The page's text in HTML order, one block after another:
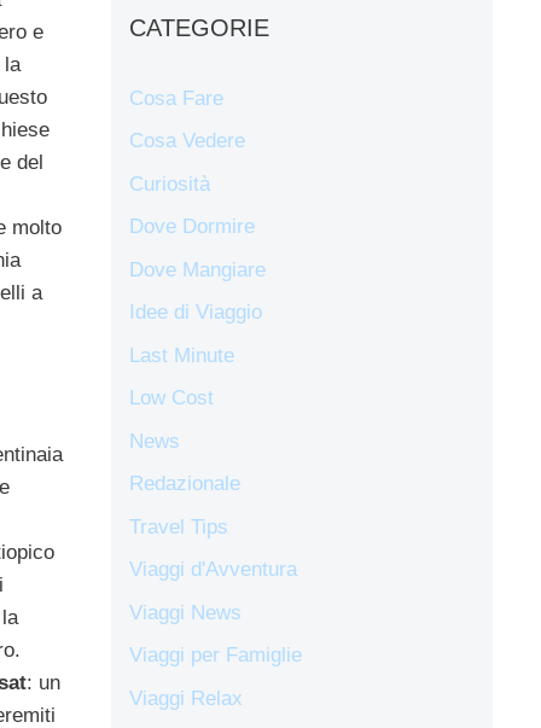
e
la
del
molto
a
: un
CATEGORIE
Cosa Fare
Cosa Vedere
Curiosità
Dove Dormire
Dove Mangiare
Idee di Viaggio
Last Minute
Low Cost
News
Redazionale
Travel Tips
Viaggi d'Avventura
Viaggi News
Viaggi per Famiglie
Viaggi Relax